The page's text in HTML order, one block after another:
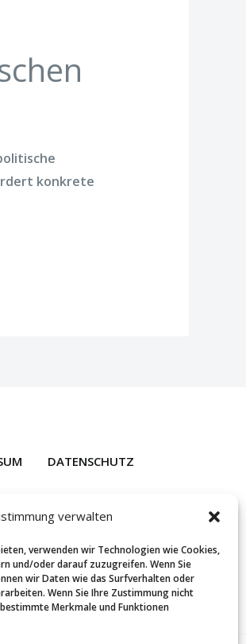
verwalten
verwenden wir Technologien wie Cookies,
und/oder darauf zuzugreifen. Wenn Sie
wir Daten wie das Surfverhalten oder
Wenn Sie Ihre Zustimmung nicht
Merkmale und Funktionen
konkrete
DATENSCHUTZ